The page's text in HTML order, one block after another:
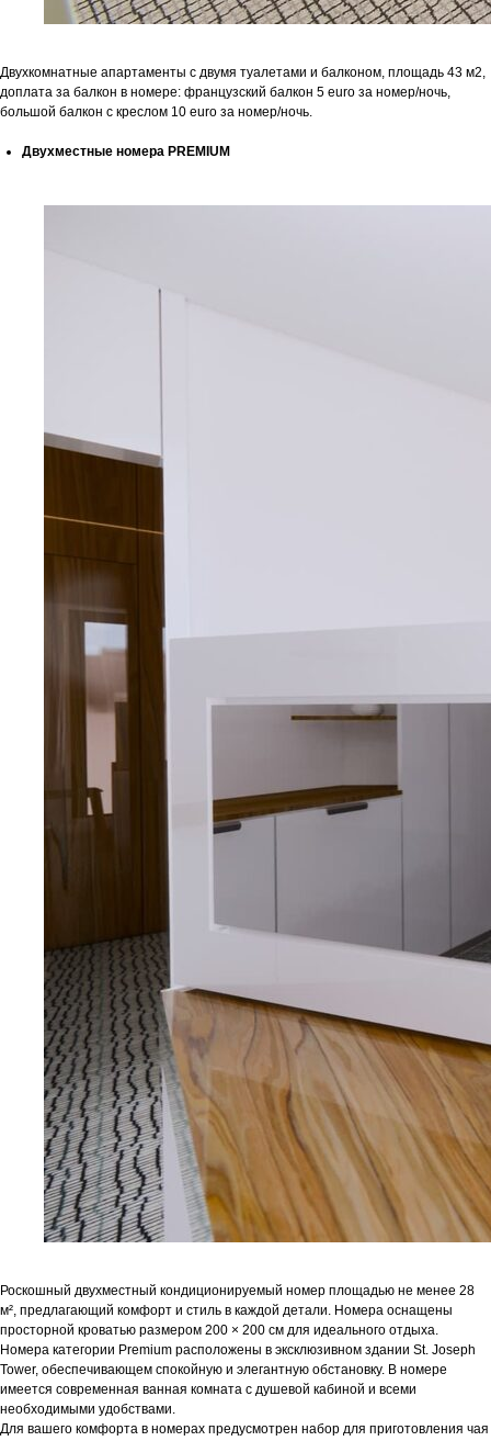
Двухкомнатные апартаменты с двумя туалетами и балконом, площадь 43 м2,
доплата за балкон в номере: французский балкон 5 euro за номер/ночь,
большой балкон с креслом 10 euro за номер/ночь.
Двухместные номера PREMIUM
Роскошный двухместный кондиционируемый номер площадью не менее 28
м², предлагающий комфорт и стиль в каждой детали. Номера оснащены
просторной кроватью размером 200 × 200 см для идеального отдыха.
Номера категории Premium расположены в эксклюзивном здании St. Joseph
Tower, обеспечивающем спокойную и элегантную обстановку. В номере
имеется современная ванная комната с душевой кабиной и всеми
необходимыми удобствами.
Для вашего комфорта в номерах предусмотрен набор для приготовления чая